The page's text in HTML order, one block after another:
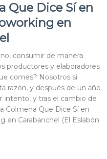
Que Dice Sí en
en
consumir de manera
productores y elaboradores
comes? Nosotros si
razón, y después de un año
intento, y tras el cambio de
Colmena Que Dice Sí en
en Carabanchel (El Eslabón